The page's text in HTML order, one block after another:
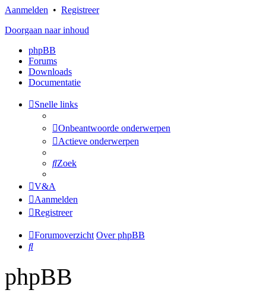
Aanmelden • Registreer
Doorgaan naar inhoud
phpBB
Forums
Downloads
Documentatie
Snelle links
Onbeantwoorde onderwerpen
Actieve onderwerpen
Zoek
V&A
Aanmelden
Registreer
Forumoverzicht Over phpBB
Zoek
phpBB